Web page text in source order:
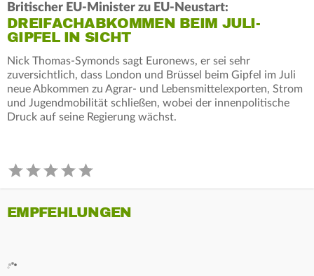
Britischer EU-Minister zu EU-Neustart:
DREIFACHABKOMMEN BEIM JULI-
GIPFEL IN SICHT
Nick Thomas-Symonds sagt Euronews, er sei sehr
zuversichtlich, dass London und Brüssel beim Gipfel im Juli
neue Abkommen zu Agrar- und Lebensmittelexporten, Strom
und Jugendmobilität schließen, wobei der innenpolitische
Druck auf seine Regierung wächst.
EMPFEHLUNGEN